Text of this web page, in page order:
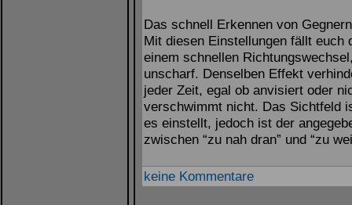
Das schnell Erkennen von
Mit diesen Einstellungen fällt euch
einem schnellen
unscharf. Denselben Effekt
jeder Zeit, egal ob anvisiert oder
verschwimmt nicht. Das Sichtfeld
es einstellt, jedoch ist der
zwischen “zu nah dran” und “zu
keine Kommentare